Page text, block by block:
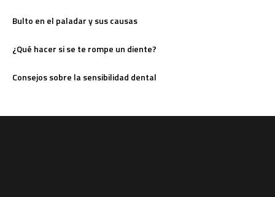
Bulto en el paladar y sus causas
¿Qué hacer si se te rompe un diente?
Consejos sobre la sensibilidad dental